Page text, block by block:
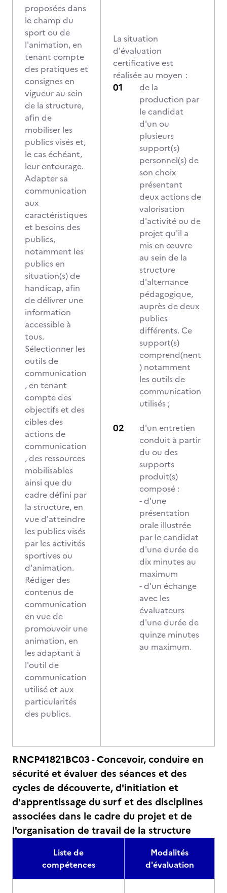
proposées dans
le champ du
sport ou de
l'animation, en
tenant compte
des pratiques et
consignes en
vigueur au sein
de la structure,
afin de
mobiliser les
publics visés et,
le cas échéant,
leur entourage.
Adapter sa
communication
aux
caractéristiques
et besoins des
publics,
notamment les
publics en
situation(s) de
handicap, afin
de délivrer une
information
accessible à
tous.
Sélectionner les
outils de
communication
, en tenant
compte des
objectifs et des
cibles des
actions de
communication
, des ressources
mobilisables
ainsi que du
cadre défini par
la structure, en
vue d'atteindre
les publics visés
par les activités
sportives ou
d'animation.
Rédiger des
contenus de
communication
en vue de
promouvoir une
animation, en
les adaptant à
l'outil de
communication
utilisé et aux
particularités
des publics.
La situation
d'évaluation
certificative est
réalisée au moyen :
de la
production par
le candidat
d'un ou
plusieurs
support(s)
personnel(s) de
son choix
présentant
deux actions de
valorisation
d'activité ou de
projet qu'il a
mis en œuvre
au sein de la
structure
d'alternance
pédagogique,
auprès de deux
publics
différents. Ce
support(s)
comprend(nent
) notamment
les outils de
communication
utilisés ;
d'un entretien
conduit à partir
du ou des
supports
produit(s)
composé :
- d'une
présentation
orale illustrée
par le candidat
d'une durée de
dix minutes au
maximum
- d'un échange
avec les
évaluateurs
d'une durée de
quinze minutes
au maximum.
RNCP41821BC03 - Concevoir, conduire en
sécurité et évaluer des séances et des
cycles de découverte, d'initiation et
d'apprentissage du surf et des disciplines
associées dans le cadre du projet et de
l'organisation de travail de la structure
Liste de
compétences
Modalités
d'évaluation